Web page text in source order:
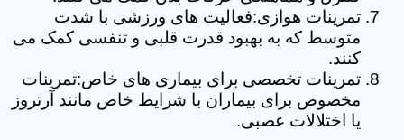
تمرینات هوازی:فعالیت های ورزشی با شدت
متوسط که به بهبود قدرت قلبی و تنفسی کمک می
کنند.
تمرینات تخصصی برای بیماری های خاص:تمرینات
مخصوص برای بیماران با شرایط خاص مانند آرتروز
یا اختلالات عصبی.